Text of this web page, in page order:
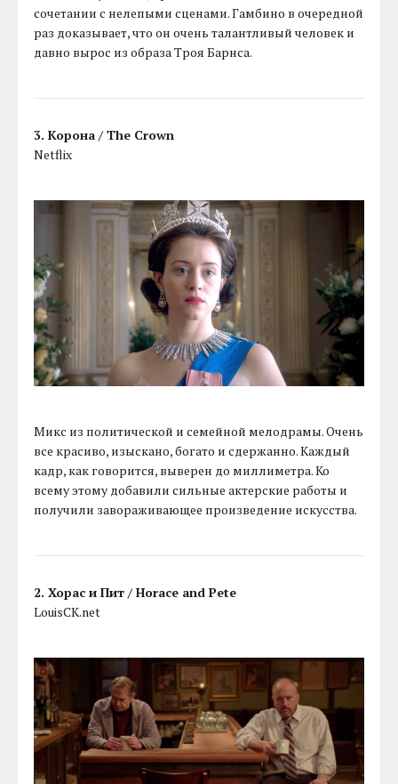
сочетании с нелепыми сценами. Гамбино в очередной
раз доказывает, что он очень талантливый человек и
давно вырос из образа Троя Барнса.
3. Корона / The Crown
Netflix
Микс из политической и семейной мелодрамы. Очень
все красиво, изыскано, богато и сдержанно. Каждый
кадр, как говорится, выверен до миллиметра. Ко
всему этому добавили сильные актерские работы и
получили завораживающее произведение искусства.
2. Хорас и Пит / Horace and Pete
LouisCK.net